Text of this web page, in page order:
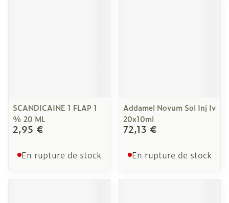
SCANDICAINE 1 FLAP 1
% 20 ML
2,95 €
En rupture de stock
Addamel Novum Sol Inj Iv
20x10ml
72,13 €
En rupture de stock